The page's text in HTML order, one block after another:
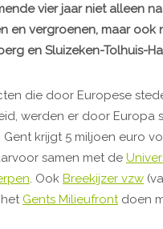
vier jaar niet alleen
en vergroenen, maar
en Sluizeken-Tolhuis-
die door Europese
werden er door Europa
Gent krijgt 5 miljoen euro
samen met de
. Ook Breekijzer vzw
Gents Milieufrontdoen